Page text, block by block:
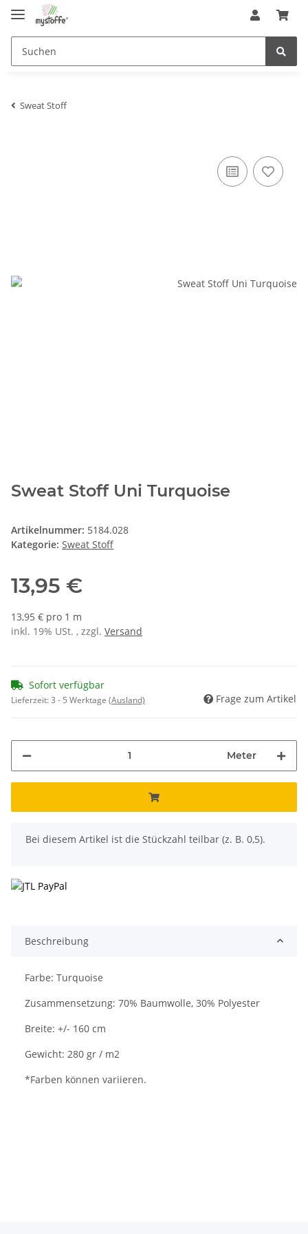
Sweat Stoff
Sweat Stoff Uni Turquoise
Artikelnummer: 5184.028
Kategorie: Sweat Stoff
13,95 €
13,95 € pro 1 m
inkl. 19% USt. , zzgl. Versand
Sofort verfügbar
Lieferzeit:3 - 5 Werktage (Ausland) Frage zum Artikel
Meter
x
Bei diesem Artikel ist die Stückzahl teilbar (z. B. 0,5).
Beschreibung
Farbe: Turquoise
Zusammensetzung: 70% Baumwolle, 30% Polyester
Breite: +/- 160 cm
Gewicht: 280 gr / m2
*Farben können variieren.